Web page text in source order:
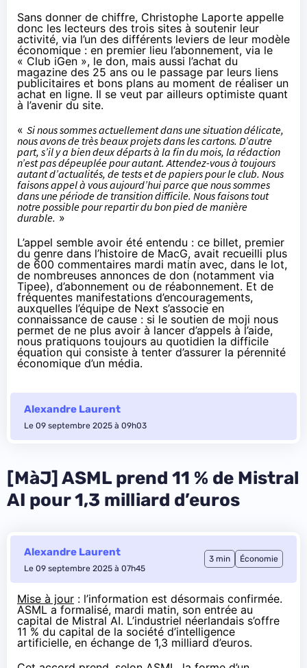
Sans donner de chiffre, Christophe Laporte appelle
donc les lecteurs des trois sites à soutenir leur
activité, via l’un des différents leviers de leur modèle
économique : en premier lieu l’abonnement, via le
« Club iGen », le don, mais aussi l’achat du
magazine des 25 ans ou le passage par leurs liens
publicitaires et bons plans au moment de réaliser un
achat en ligne. Il se veut par ailleurs optimiste quant
à l’avenir du site.
« Si nous sommes actuellement dans une situation délicate,
nous avons de très beaux projets dans les cartons. D’autre
part, s’il y a bien deux départs à la fin du mois, la rédaction
n’est pas dépeuplée pour autant. Attendez-vous à toujours
autant d’actualités, de tests et de papiers pour le club. Nous
faisons appel à vous aujourd’hui parce que nous sommes
dans une période de transition difficile. Nous faisons tout
notre possible pour repartir du bon pied de manière
durable. »
L’appel semble avoir été entendu : ce billet, premier
du genre dans l’histoire de MacG, avait recueilli plus
de 600 commentaires mardi matin avec, dans le lot,
de nombreuses annonces de don (notamment via
Tipee), d’abonnement ou de réabonnement. Et de
fréquentes manifestations d’encouragements,
auxquelles l’équipe de Next s’associe en
connaissance de cause : si le soutien de moji nous
permet de ne plus avoir à lancer d’appels à l’aide,
nous pratiquons toujours au quotidien la difficile
équation qui consiste à tenter d’assurer la pérennité
économique d’un média.
Alexandre Laurent
Le 09 septembre 2025 à 09h03
[MàJ] ASML prend 11 % de Mistral
AI pour 1,3 milliard d’euros
Alexandre Laurent
Le 09 septembre 2025 à 07h45
3 min Économie
Mise à jour : l’information est désormais confirmée.
ASML a formalisé, mardi matin, son entrée au
capital de Mistral AI. L’industriel néerlandais s’offre
11 % du capital de la société d’intelligence
artificielle, en échange de 1,3 milliard d’euros.